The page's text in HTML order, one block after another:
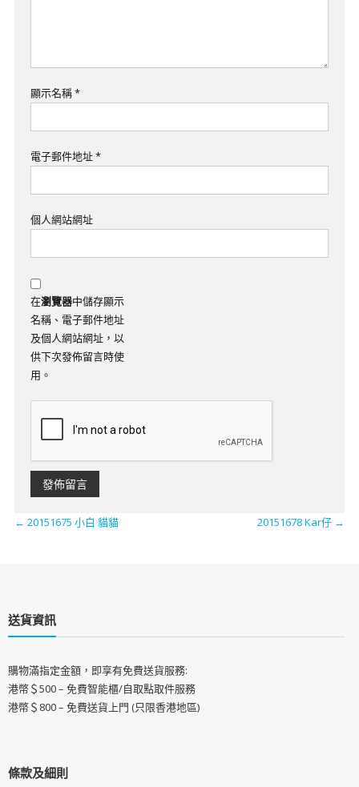
顯示名稱*
電子郵件地址*
個人網站網址
在瀏覽器中儲存顯示
名稱、電子郵件地址
及個人網站網址，以
供下次發佈留言時使
用。
← 20151675 小白 貓貓 20151678 Kar仔 →
送貨資訊
購物滿指定金額，即享有免費送貨服務:
港幣＄500 – 免費智能櫃/自取點取件服務
港幣＄800 – 免費送貨上門 (只限香港地區)
條款及細則